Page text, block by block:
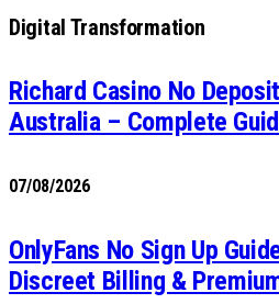
Digital Transformation
Richard Casino No
Australia – Complete
07/08/2026
OnlyFans No Sign Up
Discreet Billing &